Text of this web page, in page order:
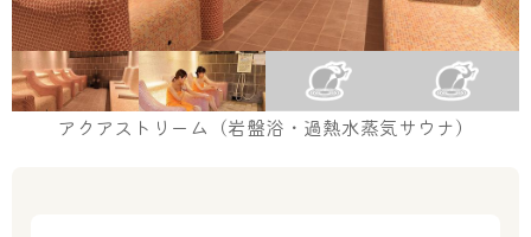
アクアストリーム（岩盤浴・過熱水蒸気サウナ）
ご質問をお伺いします。